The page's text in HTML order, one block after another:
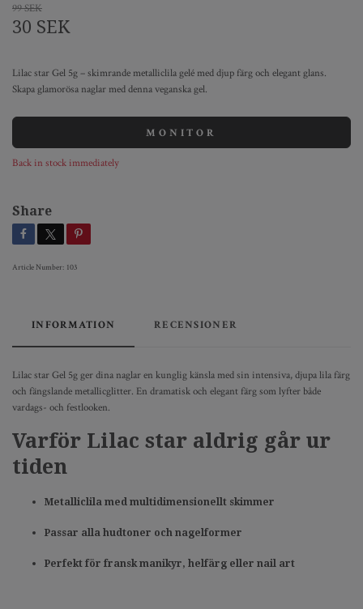
99 SEK
30 SEK
Lilac star Gel 5g – skimrande metalliclila gelé med djup färg och elegant glans.
Skapa glamorösa naglar med denna veganska gel.
MONITOR
Back in stock immediately
Share
Article Number: 103
INFORMATION RECENSIONER
Lilac star Gel 5g ger dina naglar en kunglig känsla med sin intensiva, djupa lila färg
och fängslande metallicglitter. En dramatisk och elegant färg som lyfter både
vardags- och festlooken.
Varför Lilac star aldrig går ur
tiden
Metalliclila med multidimensionellt skimmer
Passar alla hudtoner och nagelformer
Perfekt för fransk manikyr, helfärg eller nail art